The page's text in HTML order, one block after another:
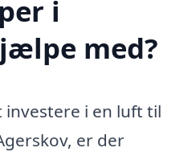
i
med?
investere i en luft til
er der